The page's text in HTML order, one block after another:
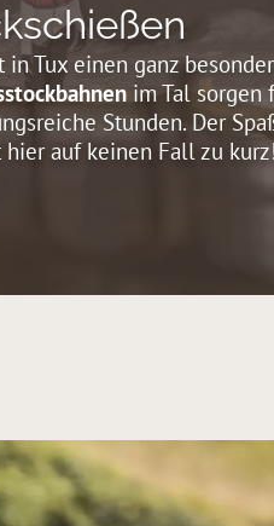
Tux einen ganz
im Tal sorgen
Stunden. Der
auf keinen Fall zu